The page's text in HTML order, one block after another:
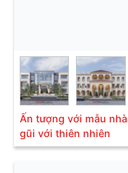
Ấn tượng với mẫu
gũi với thiên nhiên